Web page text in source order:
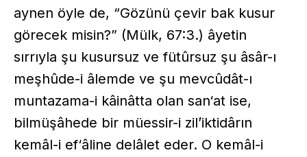
aynen öyle de, “Gözünü çevir bak kusur
görecek misin?” (Mülk, 67:3.) âyetin
sırrıyla şu kusursuz ve fütûrsuz şu âsâr-ı
meşhûde-i âlemde ve şu mevcûdât-ı
muntazama-i kâinâtta olan san‘at ise,
bilmüşâhede bir müessir-i zil’iktidârın
kemâl-i ef‘âline delâlet eder. O kemâl-i